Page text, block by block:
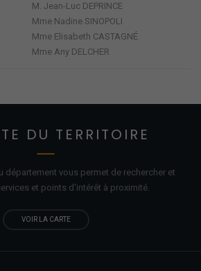
M. Jean-Luc DEPRINCE
Mme Nadine SINOPOLI
Mme Elisabeth CASTAGNÉ
Mme Any DELCHER
DU TERRITOIRE
département vous permet de rechercher et
et points d'intérêt à proximité.
VOIR LA CARTE